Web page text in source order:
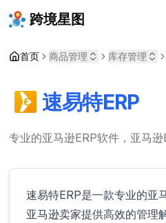
跨境星图
首页 商品管理 库存管理
速易特ERP
专业的亚马逊ERP软件，亚马
速易特ERP是一款专业的亚
亚马逊卖家提供高效的管理